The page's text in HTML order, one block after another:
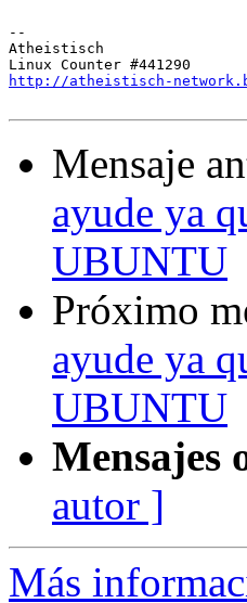
--
Atheistisch
http://atheistisch-
Mensaje
ayude ya
UBUNTU
Próximo
ayude ya
UBUNTU
Mensajes
autor ]
Más